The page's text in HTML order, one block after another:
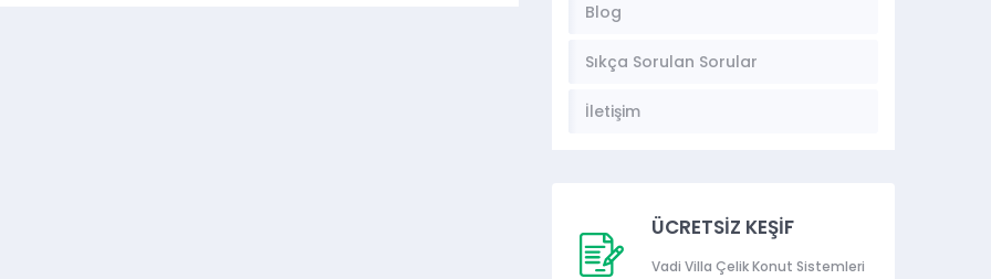
Blog
Sıkça Sorulan Sorular
İletişim
ÜCRETSİZ KEŞİF
Vadi Villa Çelik Konut Sistemleri